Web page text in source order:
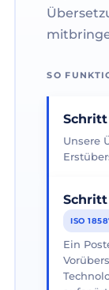
SO
Schritt
Unsere
ISO
Ein